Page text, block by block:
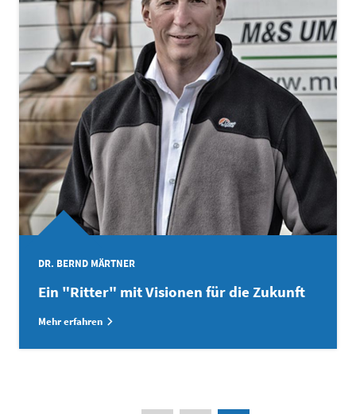
DR. BERND MÄRTNER
Ein "Ritter" mit Visionen für die Zukunft
Mehr erfahren